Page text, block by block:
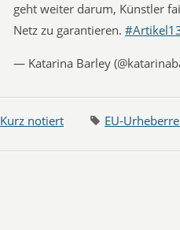
geht weiter darum, Künstler
Netz zu garantieren.
— Katarina Barley
Kurz notiert EU-